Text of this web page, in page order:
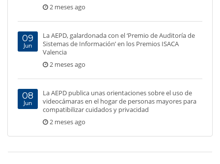
2 meses ago
09
Jun
La AEPD, galardonada con el ‘Premio de Auditoría de
Sistemas de Información’ en los Premios ISACA
Valencia
2 meses ago
08
Jun
La AEPD publica unas orientaciones sobre el uso de
videocámaras en el hogar de personas mayores para
compatibilizar cuidados y privacidad
2 meses ago